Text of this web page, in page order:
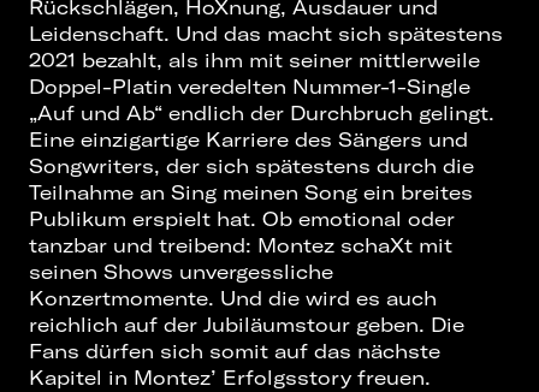
Rückschlägen, HoXnung, Ausdauer und
Leidenschaft. Und das macht sich spätestens
2021 bezahlt, als ihm mit seiner mittlerweile
Doppel-Platin veredelten Nummer-1-Single
„Auf und Ab“ endlich der Durchbruch gelingt.
Eine einzigartige Karriere des Sängers und
Songwriters, der sich spätestens durch die
Teilnahme an Sing meinen Song ein breites
Publikum erspielt hat. Ob emotional oder
tanzbar und treibend: Montez schaXt mit
seinen Shows unvergessliche
Konzertmomente. Und die wird es auch
reichlich auf der Jubiläumstour geben. Die
Fans dürfen sich somit auf das nächste
Kapitel in Montez’ Erfolgsstory freuen.